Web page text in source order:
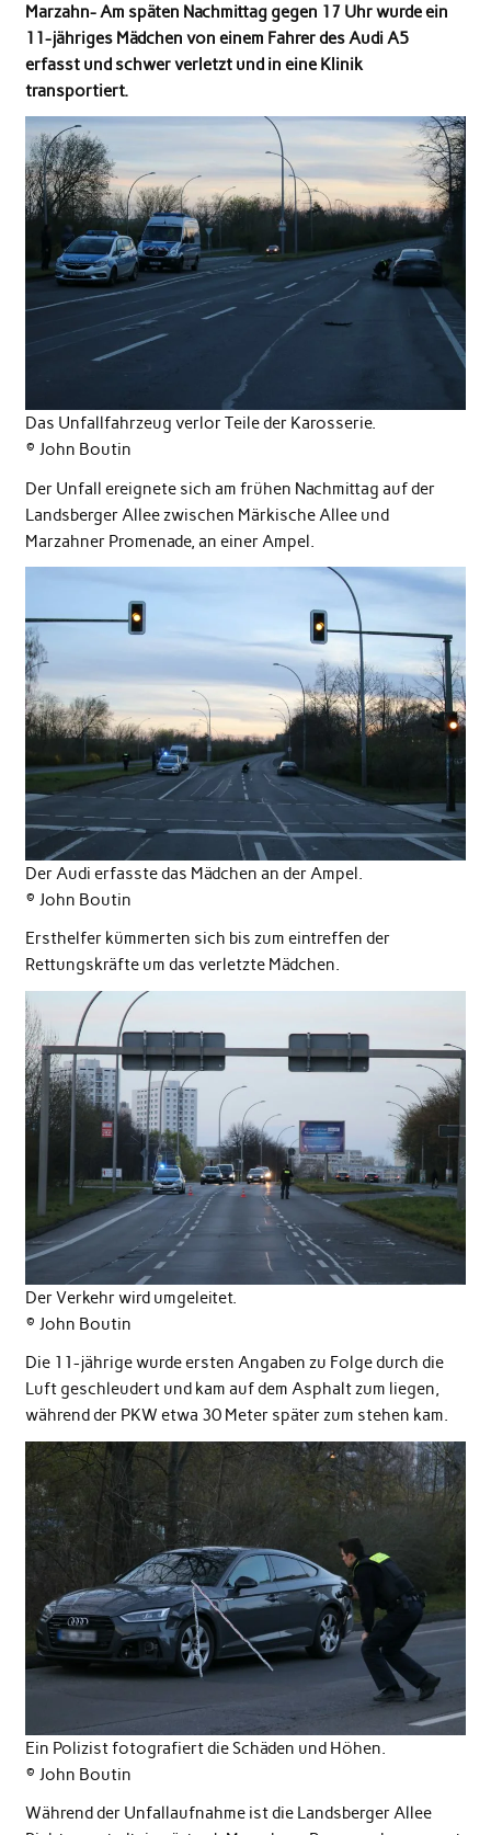
Marzahn- Am späten Nachmittag gegen 17 Uhr wurde ein
11-jähriges Mädchen von einem Fahrer des Audi A5
erfasst und schwer verletzt und in eine Klinik
transportiert.
Das Unfallfahrzeug verlor Teile der Karosserie.
© John Boutin
Der Unfall ereignete sich am frühen Nachmittag auf der
Landsberger Allee zwischen Märkische Allee und
Marzahner Promenade, an einer Ampel.
Der Audi erfasste das Mädchen an der Ampel.
© John Boutin
Ersthelfer kümmerten sich bis zum eintreffen der
Rettungskräfte um das verletzte Mädchen.
Der Verkehr wird umgeleitet.
© John Boutin
Die 11-jährige wurde ersten Angaben zu Folge durch die
Luft geschleudert und kam auf dem Asphalt zum liegen,
während der PKW etwa 30 Meter später zum stehen kam.
Ein Polizist fotografiert die Schäden und Höhen.
© John Boutin
Während der Unfallaufnahme ist die Landsberger Allee